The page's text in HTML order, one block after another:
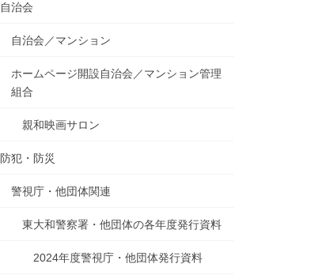
自治会
自治会／マンション
ホームページ開設自治会／マンション管理
組合
親和映画サロン
防犯・防災
警視庁・他団体関連
東大和警察署・他団体の各年度発行資料
2024年度警視庁・他団体発行資料